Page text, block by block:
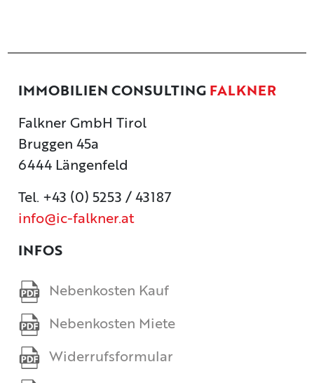
IMMOBILIEN CONSULTING FALKNER
Falkner GmbH Tirol
Bruggen 45a
6444 Längenfeld
Tel. +43 (0) 5253 / 43187
info@ic-falkner.at
INFOS
Nebenkosten Kauf
Nebenkosten Miete
Widerrufsformular